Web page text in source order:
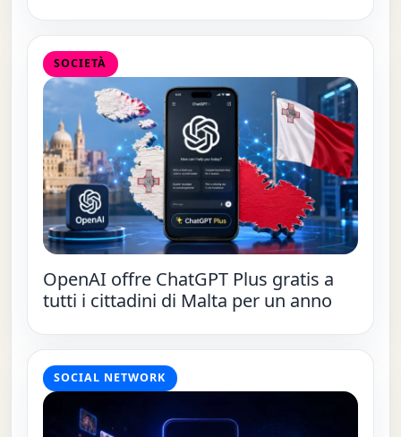
SOCIETÀ
OpenAI offre ChatGPT Plus gratis a
tutti i cittadini di Malta per un anno
SOCIAL NETWORK